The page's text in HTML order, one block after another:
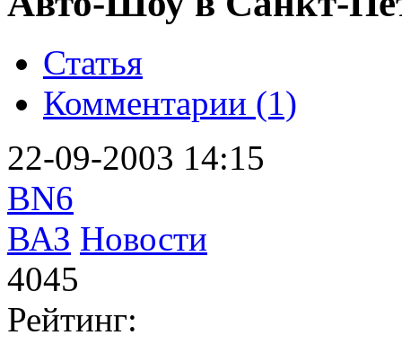
Статья
Комментарии (1)
22-09-2003 14:15
BN6
ВАЗ Новости
4045
Рейтинг: